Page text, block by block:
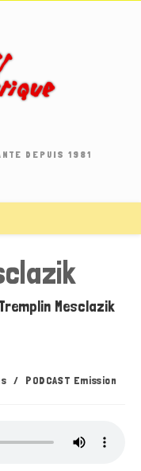
DEPUIS 1981
Mesclazik
/ PODCAST Emission